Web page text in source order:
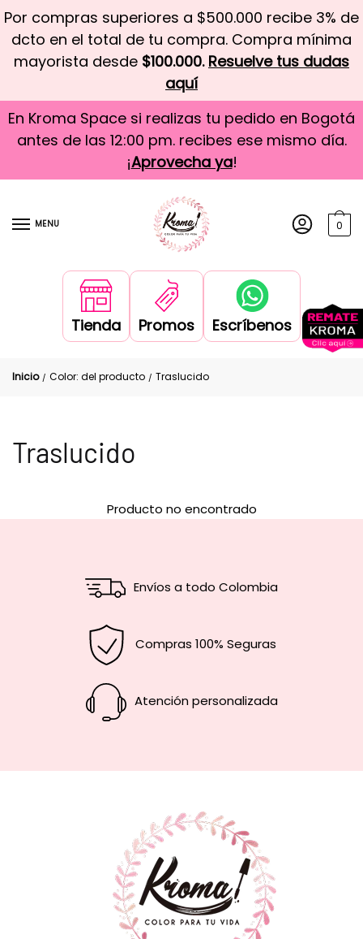
Por compras superiores a $500.000 recibe 3% de
dcto en el total de tu compra. Compra mínima
mayorista desde $100.000. Resuelve tus dudas
aquí
En Kroma Space si realizas tu pedido en Bogotá
antes de las 12:00 pm. recibes ese mismo día.
¡Aprovecha ya!
MENU 0
Tienda Promos Escríbenos
Inicio / Color: del producto / Traslucido
Traslucido
Producto no encontrado
Envíos a todo Colombia
Compras 100% Seguras
Atención personalizada